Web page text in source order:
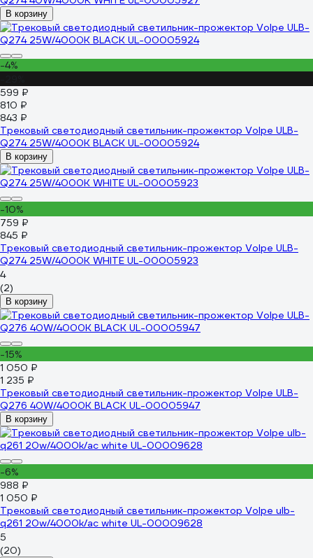
В корзину
-4%
599 ₽
810 ₽
843 ₽
Трековый светодиодный светильник-прожектор Volpe ULB-
Q274 25W/4000К BLACK UL-00005924
В корзину
-10%
759 ₽
845 ₽
Трековый светодиодный светильник-прожектор Volpe ULB-
Q274 25W/4000K WHITE UL-00005923
4
(2)
В корзину
-15%
1 050 ₽
1 235 ₽
Трековый светодиодный светильник-прожектор Volpe ULB-
Q276 40W/4000К BLACK UL-00005947
В корзину
-6%
988 ₽
1 050 ₽
Трековый светодиодный светильник-прожектор Volpe ulb-
q261 20w/4000k/ac white UL-00009628
5
(20)